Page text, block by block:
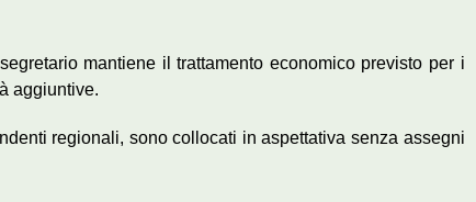
mantiene il trattamento economico previsto per i
aggiuntive.
regionali, sono collocati in aspettativa senza assegni